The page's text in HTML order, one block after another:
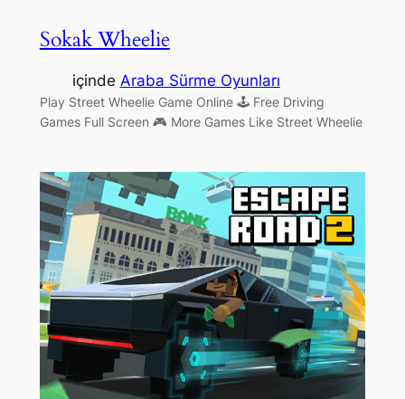
Sokak Wheelie
içinde Araba Sürme Oyunları
Play Street Wheelie Game Online 🕹 Free Driving
Games Full Screen 🎮 More Games Like Street Wheelie